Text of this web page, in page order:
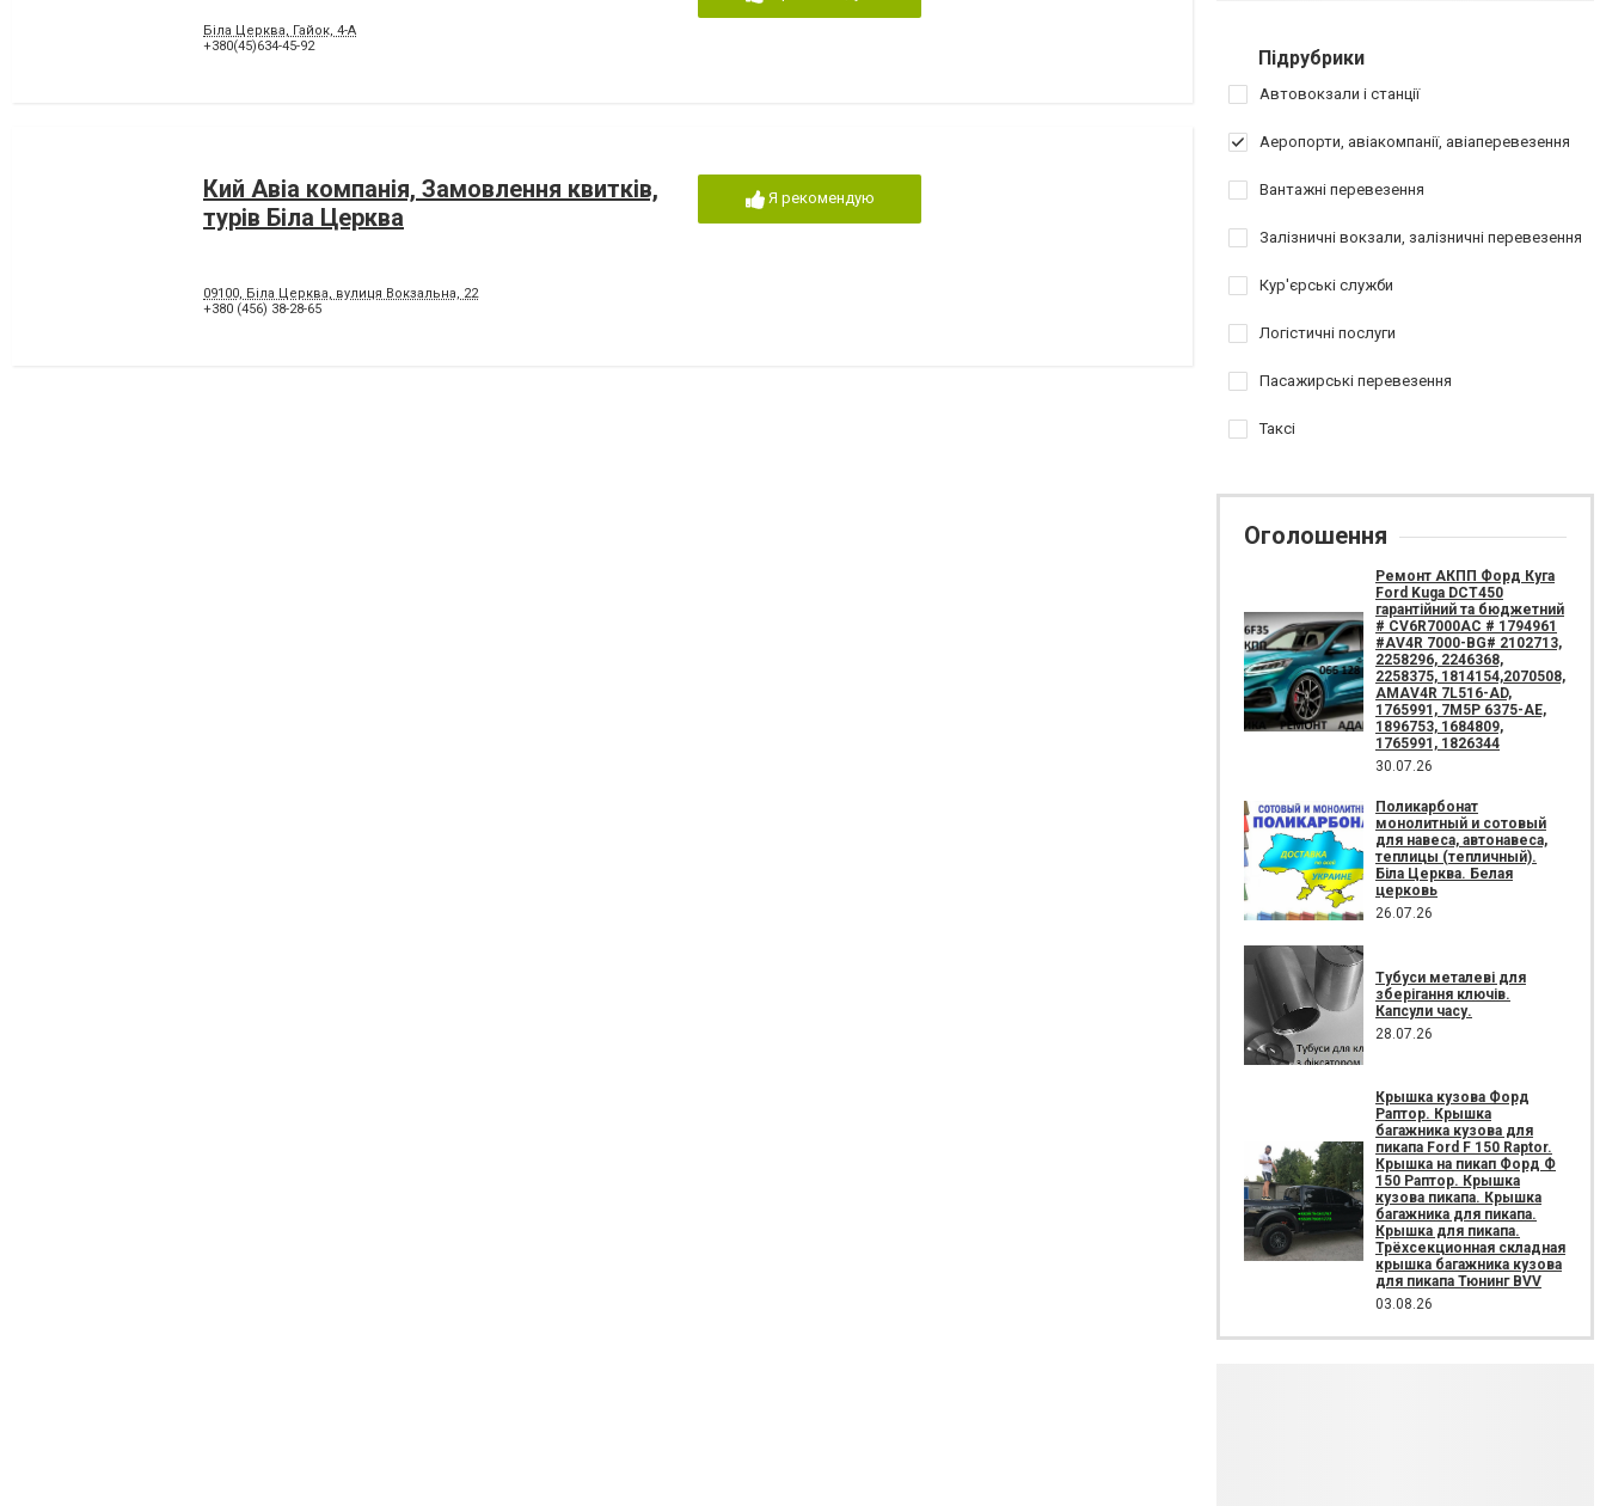
Біла Церква, Гайок, 4-А
+380(45)634-45-92
Кий Авіа компанія, Замовлення квитків,
турів Біла Церква
09100, Біла Церква, вулиця Вокзальна, 22
+380 (456) 38-28-65
Я рекомендую
Підрубрики
Автовокзали і станції
Аеропорти, авіакомпанії, авіаперевезення
Вантажні перевезення
Залізничні вокзали, залізничні перевезення
Кур'єрські служби
Логістичні послуги
Пасажирські перевезення
Таксі
Оголошення
Ремонт АКПП Форд Куга
Ford Kuga DCT450
гарантійний та бюджетний
# CV6R7000AC # 1794961
#AV4R 7000-BG# 2102713,
2258296, 2246368,
2258375, 1814154,2070508,
AMAV4R 7L516-AD,
1765991, 7M5P 6375-AE,
1896753, 1684809,
1765991, 1826344
30.07.26
Поликарбонат
монолитный и сотовый
для навеса, автонавеса,
теплицы (тепличный).
Біла Церква. Белая
церковь
26.07.26
Тубуси металеві для
зберігання ключів.
Капсули часу.
28.07.26
Крышка кузова Форд
Раптор. Крышка
багажника кузова для
пикапа Ford F 150 Raptor.
Крышка на пикап Форд Ф
150 Раптор. Крышка
кузова пикапа. Крышка
багажника для пикапа.
Крышка для пикапа.
Трёхсекционная складная
крышка багажника кузова
для пикапа Тюнинг BVV
03.08.26